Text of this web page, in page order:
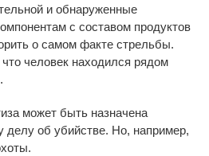
и обнаруженные
с составом продуктов
о самом факте стрельбы.
человек находился рядом
может быть назначена
делу об убийстве. Но, например,